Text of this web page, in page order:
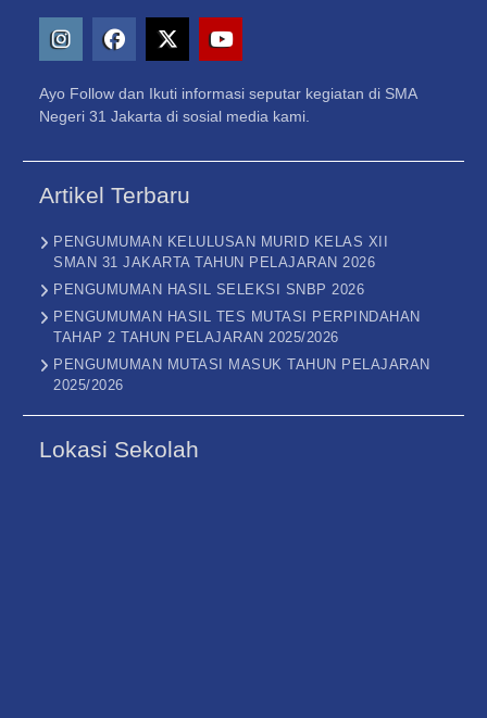
–
Twitter
Ayo Follow dan Ikuti informasi seputar kegiatan di SMA
Negeri 31 Jakarta di sosial media kami.
Artikel Terbaru
PENGUMUMAN KELULUSAN MURID KELAS XII
SMAN 31 JAKARTA TAHUN PELAJARAN 2026
PENGUMUMAN HASIL SELEKSI SNBP 2026
PENGUMUMAN HASIL TES MUTASI PERPINDAHAN
TAHAP 2 TAHUN PELAJARAN 2025/2026
PENGUMUMAN MUTASI MASUK TAHUN PELAJARAN
2025/2026
Lokasi Sekolah